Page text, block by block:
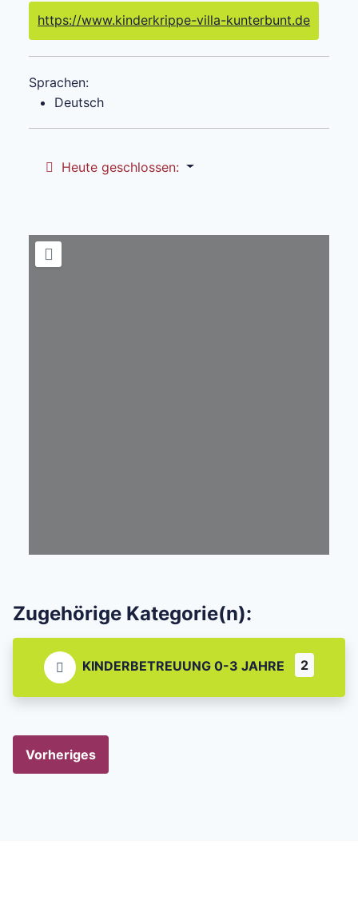
https://www.kinderkrippe-villa-kunterbunt.de
Sprachen:
Deutsch
Heute geschlossen:
Zugehörige Kategorie(n):
KINDERBETREUUNG 0-3 JAHRE 2
Vorheriges